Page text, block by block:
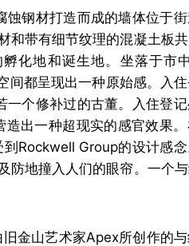
钢材打造而成的墙体位于
和带有细节纹理的混凝土板
化地和诞生地。坐落于市
间都呈现出一种原始感。入
个修补过的古董。入住登
出一种超现实的感官效果
Rockwell Group的设计感
防地撞入人们的眼帘。一个
金山艺术家Apex所创作的